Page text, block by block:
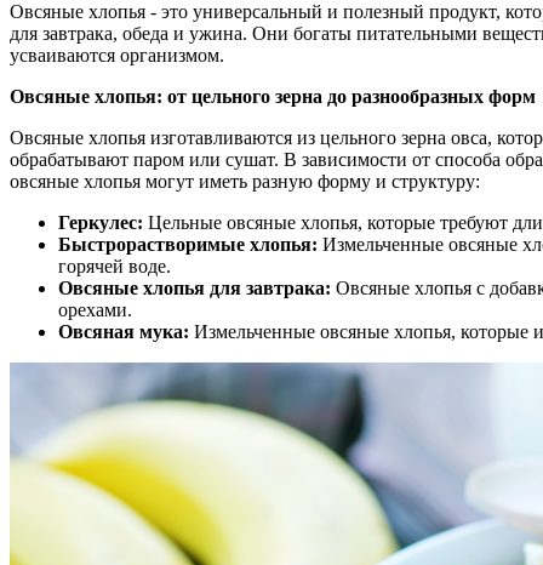
Овсяные хлопья - это универсальный и полезный продукт,
для завтрака, обеда и ужина. Они богаты питательными
усваиваются организмом.
Овсяные хлопья: от цельного зерна до разнообразных форм
Овсяные хлопья изготавливаются из цельного зерна овса,
обрабатывают паром или сушат. В зависимости от способа
овсяные хлопья могут иметь разную форму и структуру:
Геркулес: Цельные овсяные хлопья, которые требуют
Быстрорастворимые хлопья: Измельченные овсяные
горячей воде.
Овсяные хлопья для завтрака: Овсяные хлопья с
орехами.
Овсяная мука: Измельченные овсяные хлопья, которые